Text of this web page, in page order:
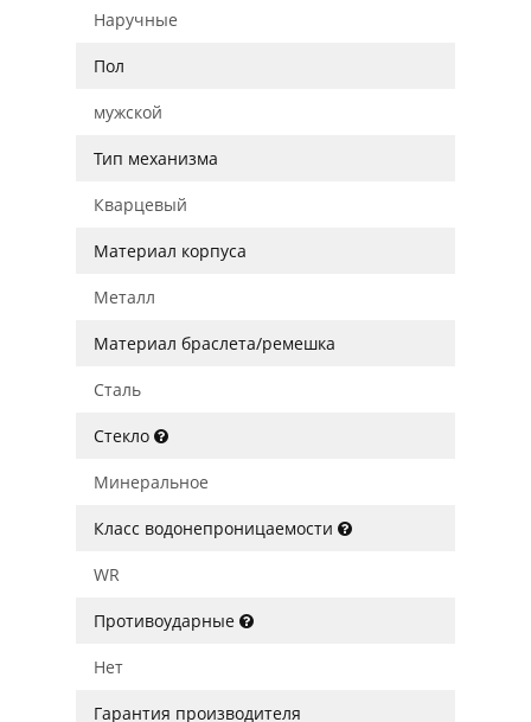
Наручные
Пол
мужской
Тип механизма
Кварцевый
Материал корпуса
Металл
Материал браслета/ремешка
Сталь
Стекло
Минеральное
Класс водонепроницаемости
WR
Противоударные
Нет
Гарантия производителя